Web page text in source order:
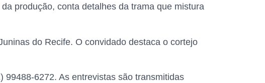
produção, conta detalhes da trama que mistura
do Recife. O convidado destaca o cortejo
6272. As entrevistas são transmitidas